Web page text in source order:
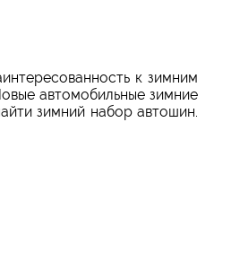
к зимним
автомобильные зимние
зимний набор автошин.